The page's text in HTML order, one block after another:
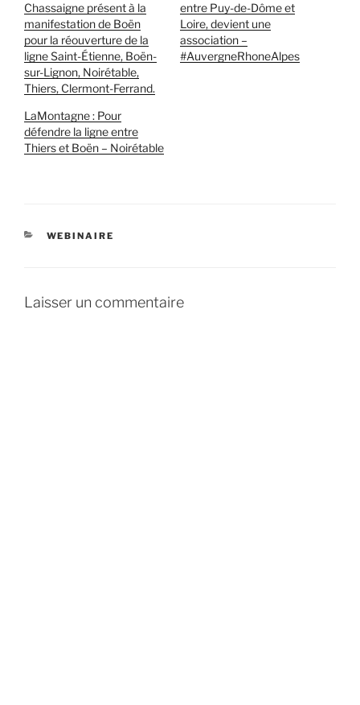
Chassaigne présent à la
manifestation de Boën
pour la réouverture de la
ligne Saint-Étienne, Boën-
sur-Lignon, Noirétable,
Thiers, Clermont-Ferrand.
entre Puy-de-Dôme et
Loire, devient une
association –
#AuvergneRhoneAlpes
LaMontagne : Pour
défendre la ligne entre
Thiers et Boën – Noirétable
CATÉGORIES
WEBINAIRE
Laisser un commentaire